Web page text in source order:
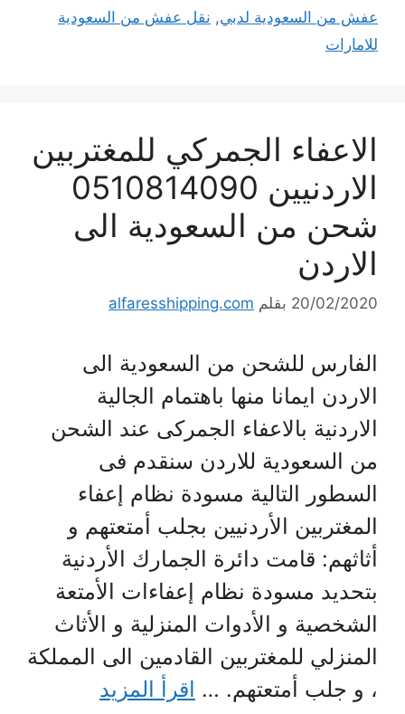
عفش من السعودية لدبي, نقل عفش من السعودية
للامارات
الاعفاء الجمركي للمغتربين
الاردنيين 0510814090
شحن من السعودية الى
الاردن
20/02/2020 بقلم alfaresshipping.com
الفارس للشحن من السعودية الى
الاردن ايمانا منها باهتمام الجالية
الاردنية بالاعفاء الجمركى عند الشحن
من السعودية للاردن سنقدم فى
السطور التالية مسودة نظام إعفاء
المغتربين الأردنيين بجلب أمتعتهم و
أثاثهم: قامت دائرة الجمارك الأردنية
بتحديد مسودة نظام إعفاءات الأمتعة
الشخصية و الأدوات المنزلية و الأثاث
المنزلي للمغتربين القادمين الى المملكة
، و جلب أمتعتهم. … اقرأ المزيد